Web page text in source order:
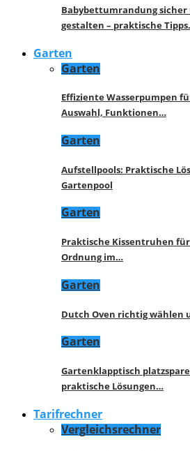
Babybettumrandung
gestalten – praktische
Garten
Garten
Effiziente Wasserpumpen
Auswahl, Funktionen…
Garten
Aufstellpools: Praktische
Gartenpool
Garten
Praktische Kissentruhen
Ordnung im…
Garten
Dutch Oven richtig wählen
Garten
Gartenklapptisch
praktische Lösungen…
Tarifrechner
Vergleichsrechner